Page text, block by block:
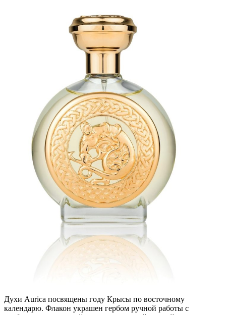
Духи Aurica посвящены году Крысы по восточному
календарю. Флакон украшен гербом ручной работы с